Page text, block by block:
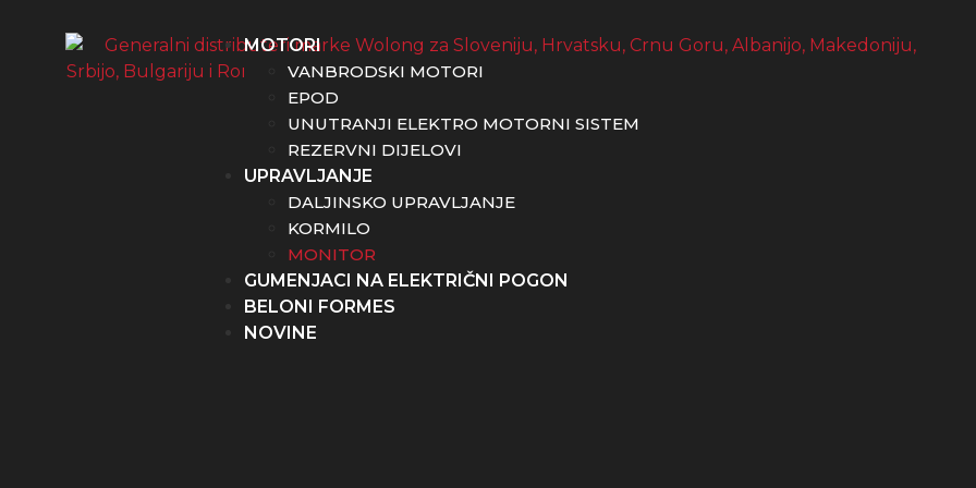
MOTORI
VANBRODSKI MOTORI
EPOD
UNUTRANJI ELEKTRO MOTORNI SISTEM
REZERVNI DIJELOVI
UPRAVLJANJE
DALJINSKO UPRAVLJANJE
KORMILO
MONITOR
GUMENJACI NA ELEKTRIČNI POGON
BELONI FORMES
NOVINE